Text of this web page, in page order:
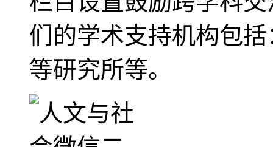
们的学术支持机构包
等研究所等。